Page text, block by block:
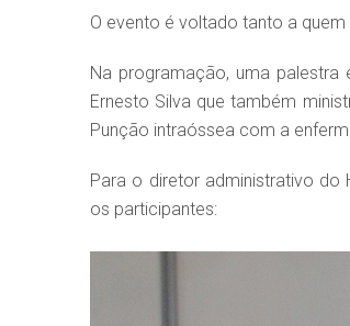
O evento é voltado tanto a
Na programação, uma palestra
Ernesto Silva que também
Punção intraóssea com a
Para o diretor administrativo do
os participantes: